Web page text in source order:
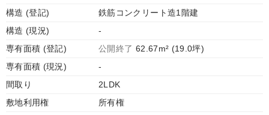
構造 (登記)
鉄筋コンクリート造1階建
構造 (現況)
-
専有面積 (登記)
公開終了 62.67m² (19.0坪)
専有面積 (現況)
-
間取り
2LDK
敷地利用権
所有権